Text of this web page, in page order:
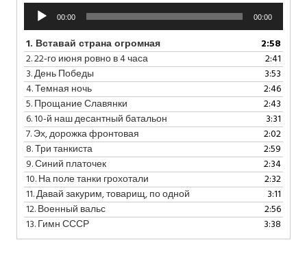
Аудиоплеер
00:00 00:00
1. Вставай страна огромная
2:58
2.22-го июня ровно в 4 часа
2:41
3.День Победы
3:53
4.Темная ночь
2:46
5.Прощание Славянки
2:43
6.10-й наш десантный батальон
3:31
7.Эх, дорожка фронтовая
2:02
8.Три танкиста
2:59
9.Синий платочек
2:34
10.На поле танки грохотали
2:32
11.Давай закурим, товарищ, по одной
3:11
12.Военный вальс
2:56
13.Гимн СССР 3:38